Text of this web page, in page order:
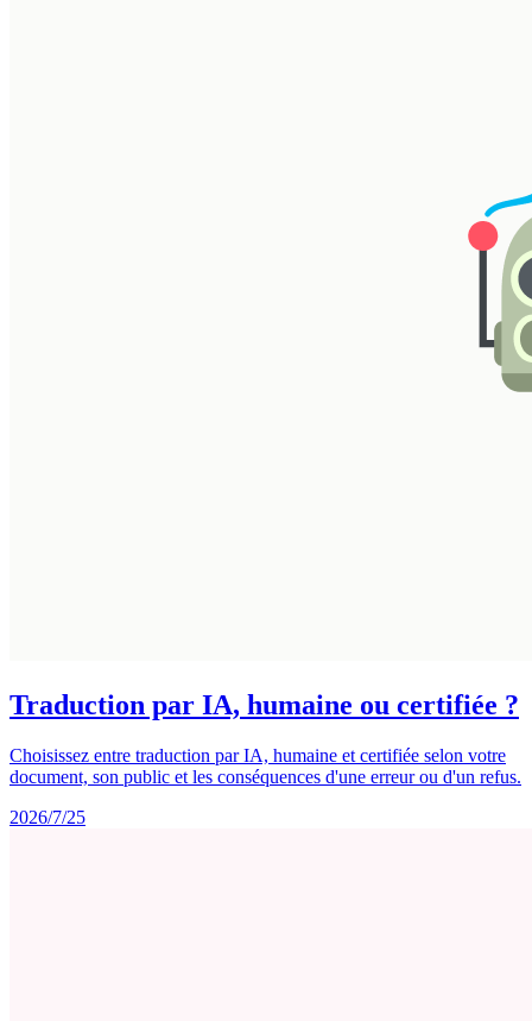
Traduction par IA, humaine ou certifiée ?
Choisissez entre traduction par IA, humaine et certifiée selon votre
document, son public et les conséquences d'une erreur ou d'un refus.
2026/7/25